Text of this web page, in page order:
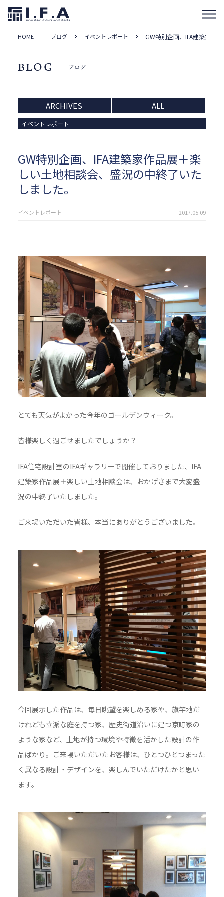
HOME ブログ イベントレポート GW特別企画、IFA建築家作
BLOG ブログ
ARCHIVES ALL
イベントレポート
GW特別企画、IFA建築家作品展＋楽
しい土地相談会、盛況の中終了いた
しました。
イベントレポート 2017.05.09
とても天気がよかった今年のゴールデンウィーク。
皆様楽しく過ごせましたでしょうか？
IFA住宅設計室のIFAギャラリーで開催しておりました、IFA
建築家作品展＋楽しい土地相談会は、おかげさまで大変盛
況の中終了いたしました。
ご来場いただいた皆様、本当にありがとうございました。
今回展示した作品は、毎日眺望を楽しめる家や、旗竿地だ
けれども立派な庭を持つ家、歴史街道沿いに建つ京町家の
ような家など、土地が持つ環境や特徴を活かした設計の作
品ばかり。ご来場いただいたお客様は、ひとつひとつまった
く異なる設計・デザインを、楽しんでいただけたかと思い
ます。